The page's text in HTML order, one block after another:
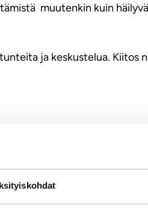
muutenkin kuin
ja keskustelua. Kiitos